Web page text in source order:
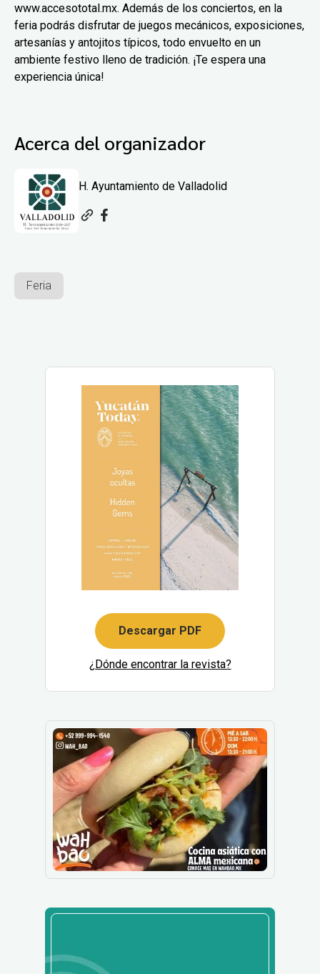
www.accesototal.mx. Además de los conciertos, en la
feria podrás disfrutar de juegos mecánicos, exposiciones,
artesanías y antojitos típicos, todo envuelto en un
ambiente festivo lleno de tradición. ¡Te espera una
experiencia única!
Acerca del organizador
H. Ayuntamiento de Valladolid
Feria
Descargar PDF
¿Dónde encontrar la revista?